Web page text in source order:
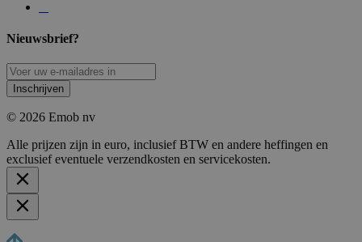
Nieuwsbrief?
Inschrijven
© 2026 Emob nv
Alle prijzen zijn in euro, inclusief BTW en andere heffingen en
exclusief eventuele verzendkosten en servicekosten.